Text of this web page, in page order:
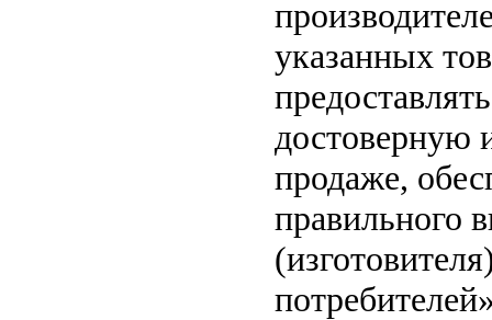
указанных
достоверную
продаже,
правильного